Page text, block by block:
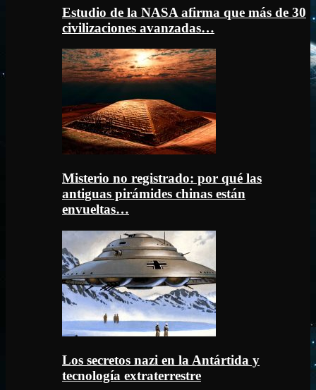
Estudio de la NASA afirma que más de 30
civilizaciones avanzadas…
Misterio no registrado: por qué las
antiguas pirámides chinas están
envueltas…
Los secretos nazi en la Antártida y
tecnología extraterrestre